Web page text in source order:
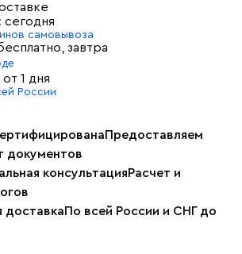
сегодня
самовывоза
, завтра
от 1 дня
России
Предоставляем
документов
консультацияРасчет и
доставкаПо всей России и СНГ до